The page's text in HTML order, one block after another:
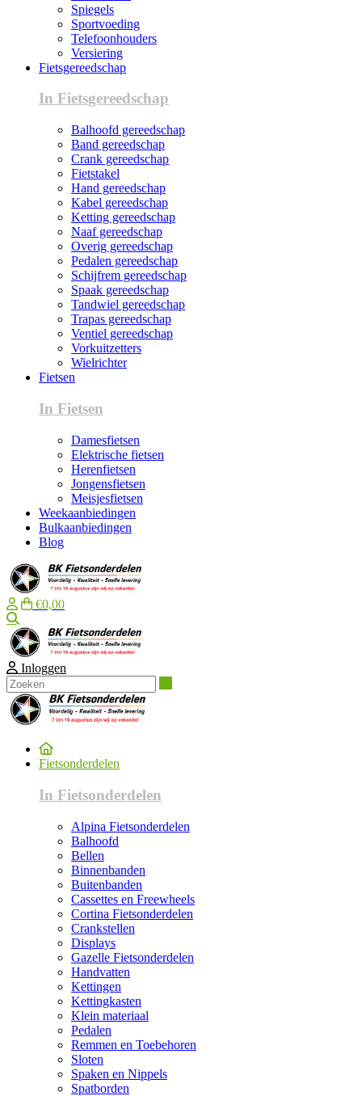
Spiegels
Sportvoeding
Telefoonhouders
Versiering
Fietsgereedschap
In Fietsgereedschap
Balhoofd gereedschap
Band gereedschap
Crank gereedschap
Fietstakel
Hand gereedschap
Kabel gereedschap
Ketting gereedschap
Naaf gereedschap
Overig gereedschap
Pedalen gereedschap
Schijfrem gereedschap
Spaak gereedschap
Tandwiel gereedschap
Trapas gereedschap
Ventiel gereedschap
Vorkuitzetters
Wielrichter
Fietsen
In Fietsen
Damesfietsen
Elektrische fietsen
Herenfietsen
Jongensfietsen
Meisjesfietsen
Weekaanbiedingen
Bulkaanbiedingen
Blog
€0,00
Inloggen
Fietsonderdelen
In Fietsonderdelen
Alpina Fietsonderdelen
Balhoofd
Bellen
Binnenbanden
Buitenbanden
Cassettes en Freewheels
Cortina Fietsonderdelen
Crankstellen
Displays
Gazelle Fietsonderdelen
Handvatten
Kettingen
Kettingkasten
Klein materiaal
Pedalen
Remmen en Toebehoren
Sloten
Spaken en Nippels
Spatborden